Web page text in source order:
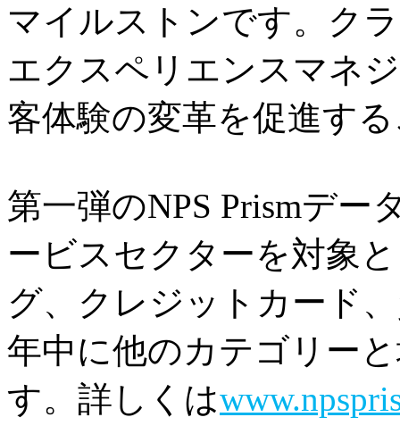
マイルストンです。ク
エクスペリエンスマネ
客体験の変革を促進す
第一弾のNPS Prismデー
ービスセクターを対象
グ、クレジットカード
年中に他のカテゴリー
す。詳しくは